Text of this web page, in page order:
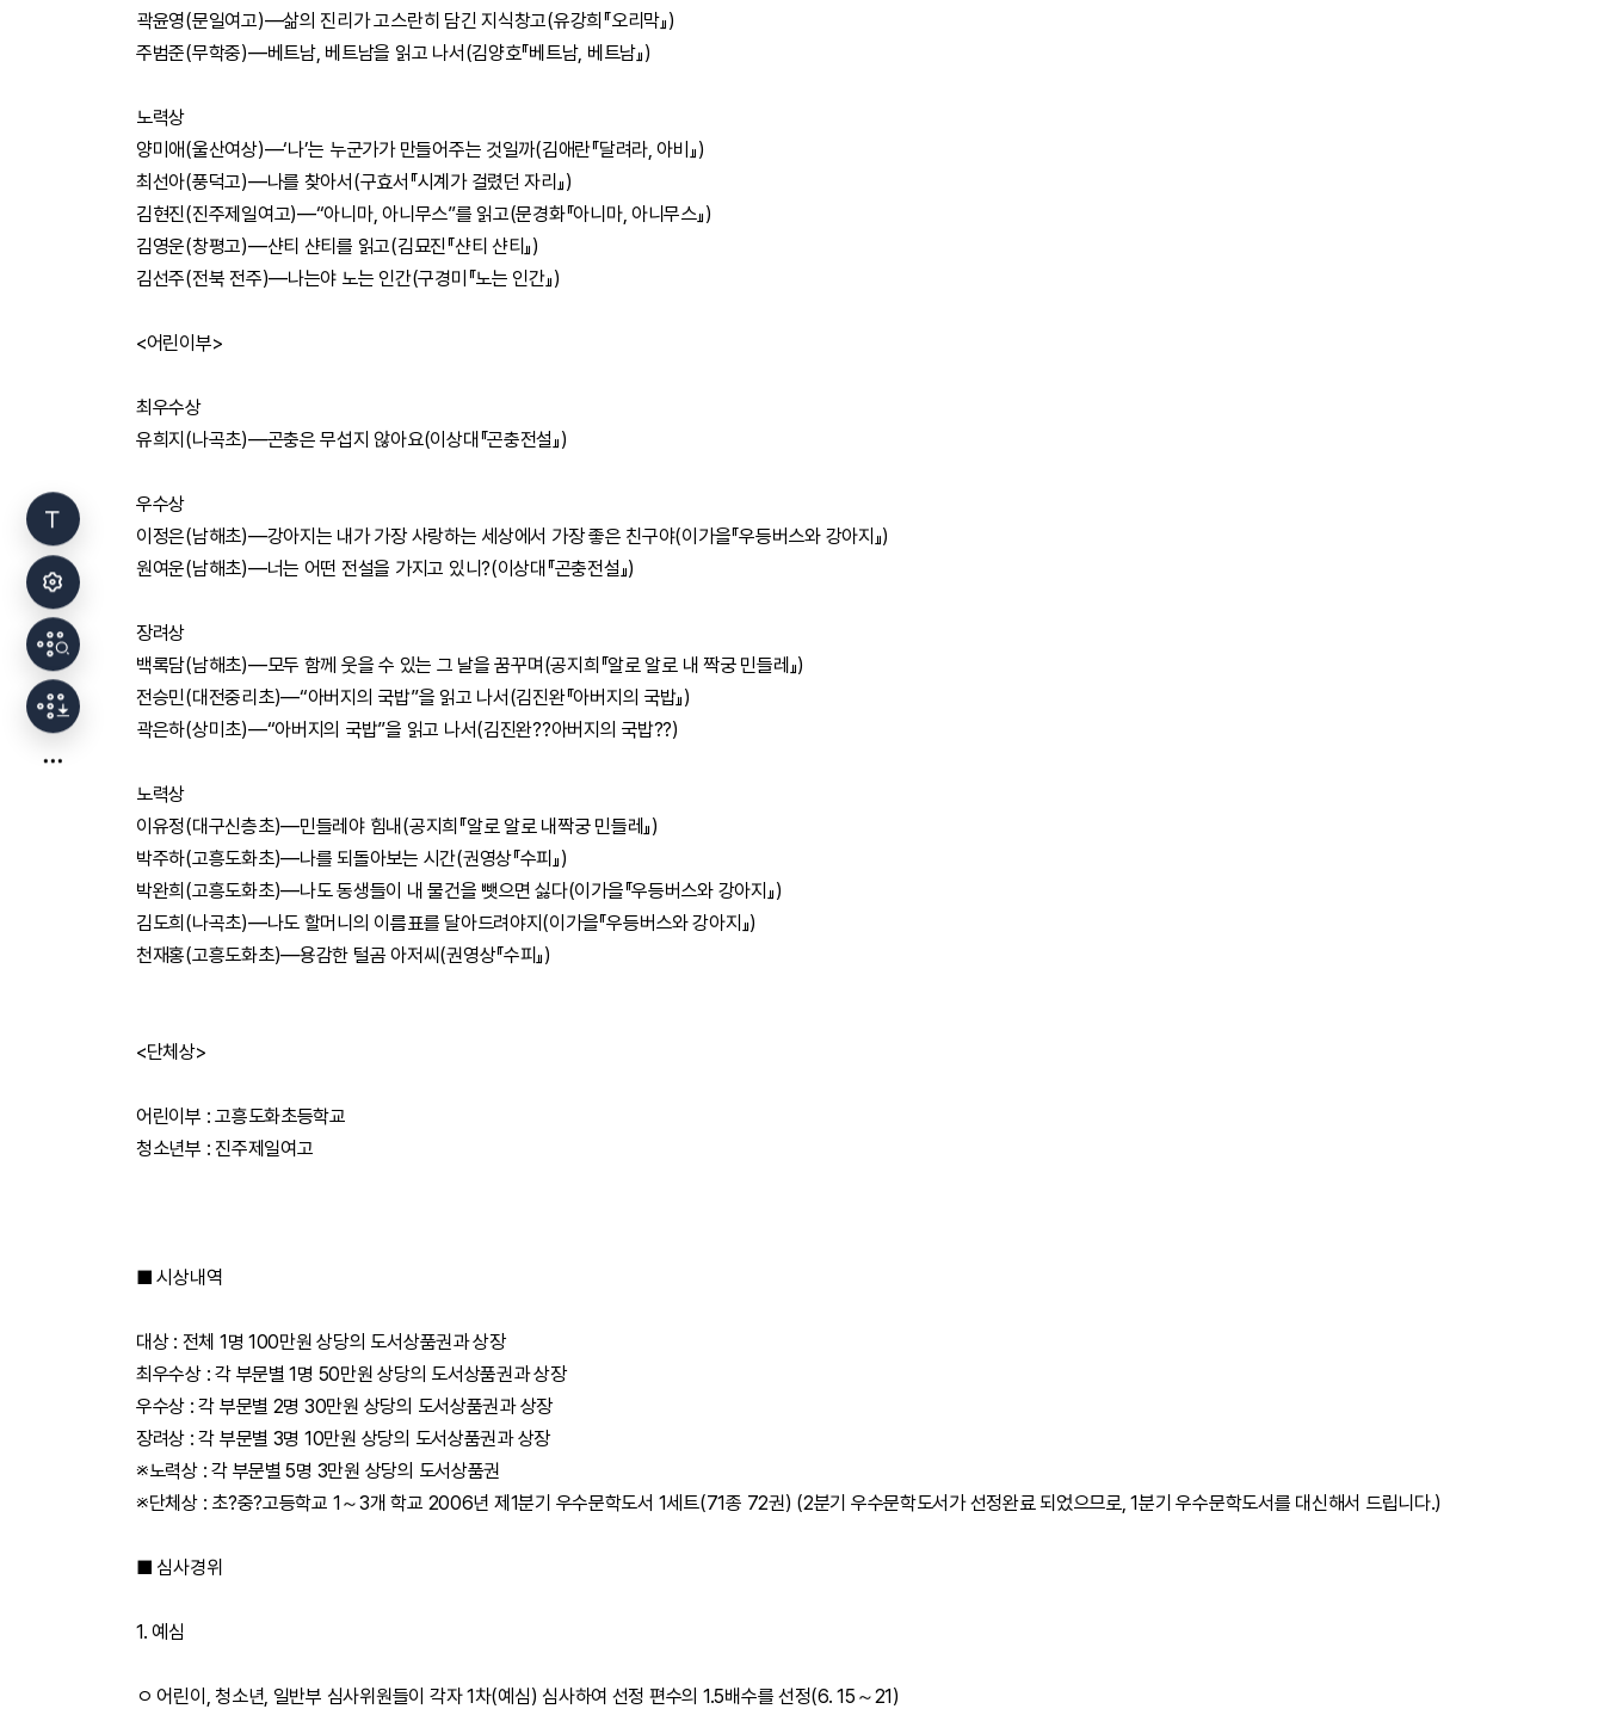
곽윤영(문일여고)―삶의 진리가 고스란히 담긴 지식창고(유강희『오리막』)
주범준(무학중)―베트남, 베트남을 읽고 나서(김양호『베트남, 베트남』)
노력상
양미애(울산여상)―‘나’는 누군가가 만들어주는 것일까(김애란『달려라, 아비』)
최선아(풍덕고)―나를 찾아서(구효서『시계가 걸렸던 자리』)
김현진(진주제일여고)―“아니마, 아니무스”를 읽고(문경화『아니마, 아니무스』)
김영운(창평고)―샨티 샨티를 읽고(김묘진『샨티 샨티』)
김선주(전북 전주)―나는야 노는 인간(구경미『노는 인간』)
<어린이부>
최우수상
유희지(나곡초)―곤충은 무섭지 않아요(이상대『곤충전설』)
우수상
이정은(남해초)―강아지는 내가 가장 사랑하는 세상에서 가장 좋은 친구야(이가을『우등버스와 강아지』)
원여운(남해초)―너는 어떤 전설을 가지고 있니?(이상대『곤충전설』)
장려상
백록담(남해초)―모두 함께 웃을 수 있는 그 날을 꿈꾸며(공지희『알로 알로 내 짝궁 민들레』)
전승민(대전중리초)―“아버지의 국밥”을 읽고 나서(김진완『아버지의 국밥』)
곽은하(상미초)―“아버지의 국밥”을 읽고 나서(김진완??아버지의 국밥??)
노력상
이유정(대구신층초)―민들레야 힘내(공지희『알로 알로 내짝궁 민들레』)
박주하(고흥도화초)―나를 되돌아보는 시간(권영상『수피』)
박완희(고흥도화초)―나도 동생들이 내 물건을 뺏으면 싫다(이가을『우등버스와 강아지』)
김도희(나곡초)―나도 할머니의 이름표를 달아드려야지(이가을『우등버스와 강아지』)
천재홍(고흥도화초)―용감한 털곰 아저씨(권영상『수피』)
<단체상>
어린이부 : 고흥도화초등학교
청소년부 : 진주제일여고
■ 시상내역
대상 : 전체 1명 100만원 상당의 도서상품권과 상장
최우수상 : 각 부문별 1명 50만원 상당의 도서상품권과 상장
우수상 : 각 부문별 2명 30만원 상당의 도서상품권과 상장
장려상 : 각 부문별 3명 10만원 상당의 도서상품권과 상장
※노력상 : 각 부문별 5명 3만원 상당의 도서상품권
※단체상 : 초?중?고등학교 1～3개 학교 2006년 제1분기 우수문학도서 1세트(71종 72권) (2분기 우수문학도서가 선정완료 되었으므로, 1분기 우수문학도서를 대신해서 드립니다.)
■ 심사경위
1. 예심
ㅇ 어린이, 청소년, 일반부 심사위원들이 각자 1차(예심) 심사하여 선정 편수의 1.5배수를 선정(6. 15～21)